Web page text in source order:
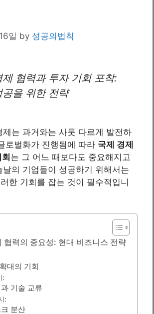
일 by 성공의법칙
제 협력과 투자 기회 포착:
공을 위한 전략
제는 과거와는 사뭇 다르게 발전하
로벌화가 진행됨에 따라 국제 경제
는 그 어느 때보다도 중요해지고
날의 기업들이 성공하기 위해서는
한 기회를 잡는 것이 필수적입니
협력의 중요성: 현대 비즈니스 전략
대의 기회
:
기술 교류
:
분산